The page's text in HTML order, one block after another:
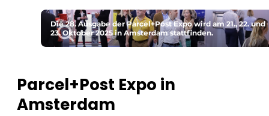
Die 28. Ausgabe der Parcel+Post Expo wird am 21., 22. und
23. Oktober 2025 in Amsterdam stattfinden.
Parcel+Post Expo in
Amsterdam